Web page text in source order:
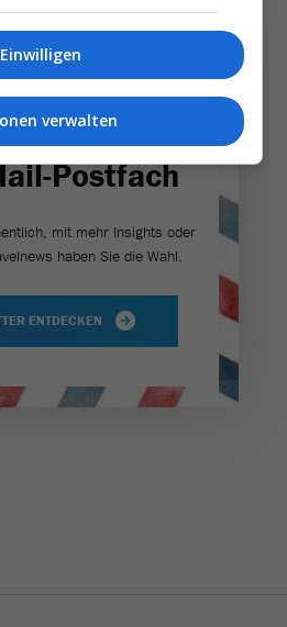
und
direkt in
Postfach
mit mehr Insights oder
haben Sie die Wahl.
ENTDECKEN
Einwilligen
verwalten